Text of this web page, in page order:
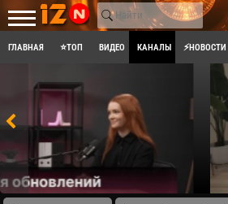
ГЛАВНАЯ ⭐ТОП ВИДЕО КАНАЛЫ ⚡НОВОСТИ